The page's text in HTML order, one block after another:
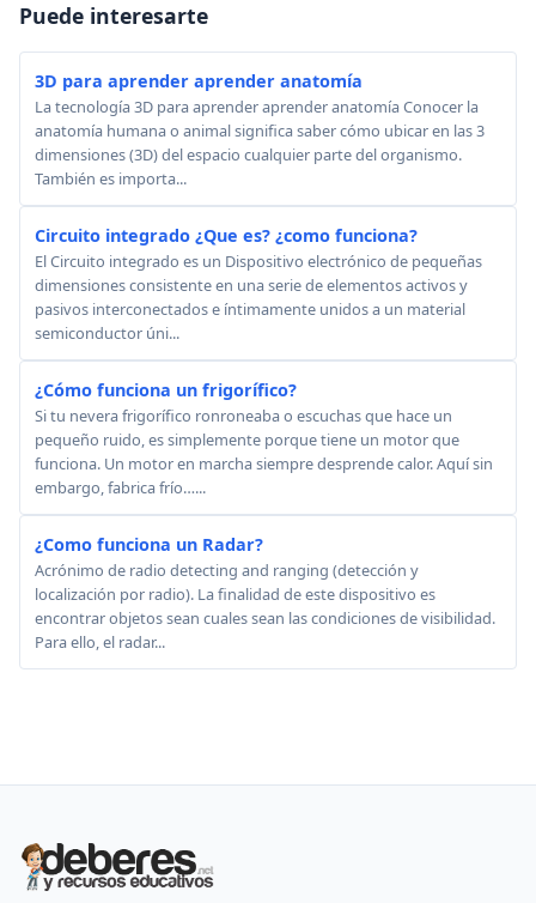
Puede interesarte
3D para aprender aprender anatomía
La tecnología 3D para aprender aprender anatomía Conocer la
anatomía humana o animal significa saber cómo ubicar en las 3
dimensiones (3D) del espacio cualquier parte del organismo.
También es importa...
Circuito integrado ¿Que es? ¿como funciona?
El Circuito integrado es un Dispositivo electrónico de pequeñas
dimensiones consistente en una serie de elementos activos y
pasivos interconectados e íntimamente unidos a un material
semiconductor úni...
¿Cómo funciona un frigorífico?
Si tu nevera frigorífico ronroneaba o escuchas que hace un
pequeño ruido, es simplemente porque tiene un motor que
funciona. Un motor en marcha siempre desprende calor. Aquí sin
embargo, fabrica frío…...
¿Como funciona un Radar?
Acrónimo de radio detecting and ranging (detección y
localización por radio). La finalidad de este dispositivo es
encontrar objetos sean cuales sean las condiciones de visibilidad.
Para ello, el radar...